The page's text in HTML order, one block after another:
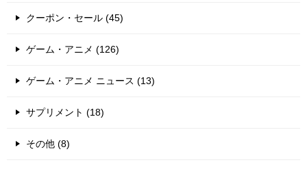
クーポン・セール (45)
ゲーム・アニメ (126)
ゲーム・アニメ ニュース (13)
サプリメント (18)
その他 (8)